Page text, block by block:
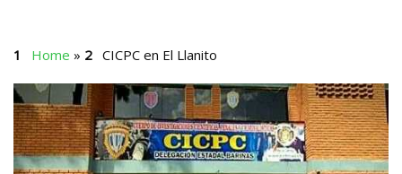
Home » CICPC en El Llanito